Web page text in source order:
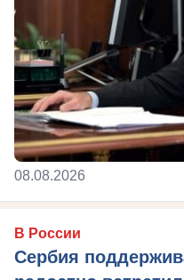
08.08.2026
В России
Сербия